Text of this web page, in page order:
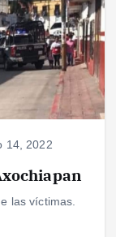
14, 2022
las víctimas.